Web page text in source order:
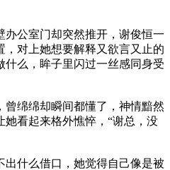
公室门却突然推开，谢俊恒一
，对上她想要解释又欲言又止的
什么，眸子里闪过一丝感同身受
绵绵却瞬间都懂了，神情黯然
看起来格外憔悴，“谢总，没
什么借口，她觉得自己像是被